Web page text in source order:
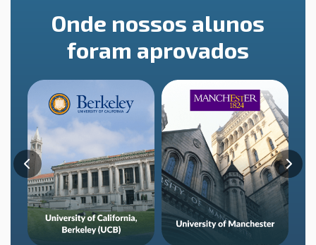
Onde nossos alunos
foram aprovados